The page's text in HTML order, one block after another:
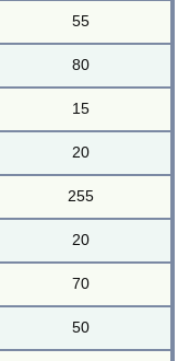
55
80
15
20
255
20
70
50